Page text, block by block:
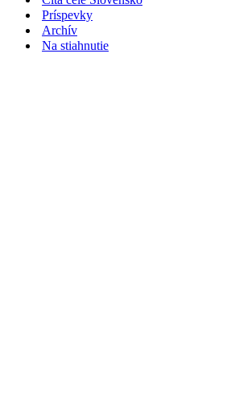
Príspevky
Archív
Na stiahnutie